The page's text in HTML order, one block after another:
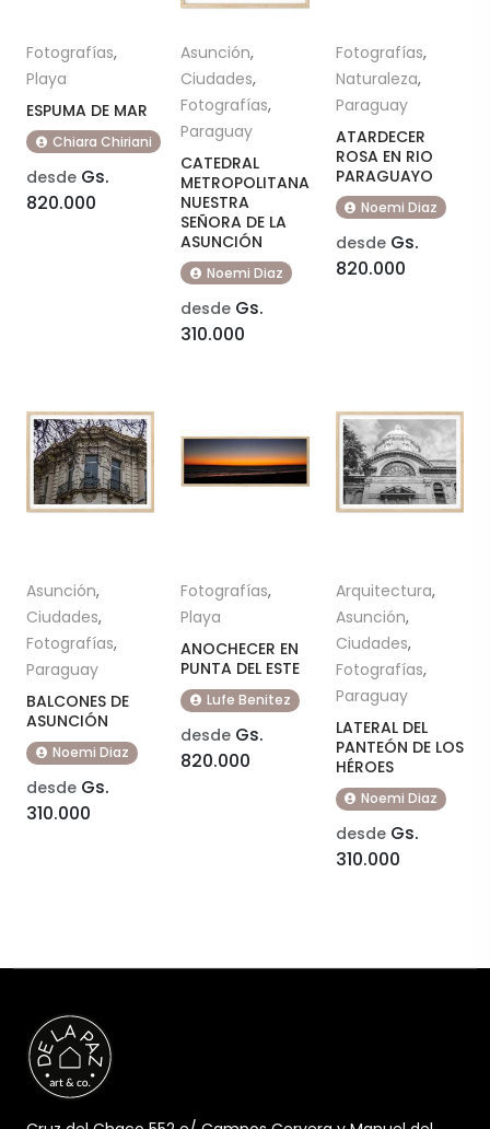
Fotografías,
Playa
ESPUMA DE MAR
Chiara Chiriani
desde Gs.
820.000
Asunción,
Ciudades,
Fotografías,
Paraguay
CATEDRAL
METROPOLITANA
NUESTRA
SEÑORA DE LA
ASUNCIÓN
Noemi Diaz
desde Gs.
310.000
Fotografías,
Naturaleza,
Paraguay
ATARDECER
ROSA EN RIO
PARAGUAYO
Noemi Diaz
desdeGs.
820.000
Asunción,
Ciudades,
Fotografías,
Paraguay
BALCONES DE
ASUNCIÓN
Noemi Diaz
desde Gs.
310.000
Fotografías,
Playa
ANOCHECER EN
PUNTA DEL ESTE
Lufe Benitez
desde Gs.
820.000
Arquitectura,
Asunción,
Ciudades,
Fotografías,
Paraguay
LATERAL DEL
PANTEÓN DE LOS
HÉROES
Noemi Diaz
desdeGs.
310.000